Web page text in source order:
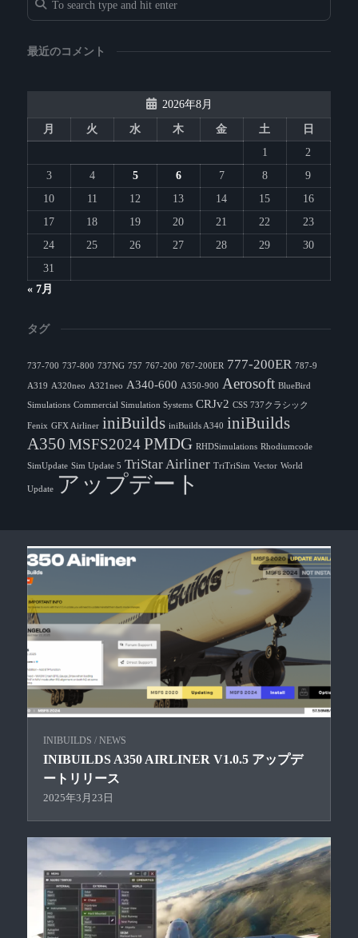
INIBUILDS / NEWS
INIBUILDS A350 AIRLINER V1.0.5 アップデ
ートリリース
2025年3月23日
最近のコメント
2026年8月
月 火 水 木 金 土
日
1
2
3
4 5 6 7 8
9
10
11 12 13 14 15
16
17
18 19 20 21 22
23
24
25 26 27 28 29
30
31
« 7月
タグ
737-700 737-800 737NG 757 767-200 767-200ER 777-200ER 787-9
A319 A320neo A321neo A340-600 A350-900 Aerosoft BlueBird
Simulations Commercial Simulation Systems CRJv2 CSS 737クラシック
Fenix GFX Airliner iniBuilds iniBuilds A340 iniBuilds
A350 MSFS2024PMDG RHDSimulations Rhodiumcode
SimUpdate Sim Update 5 TriStar Airliner TriTriSim Vector World
Update アップデート